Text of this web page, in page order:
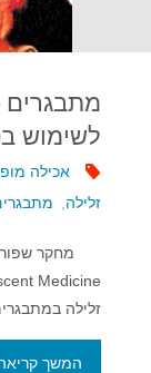
לשימוש
אכילה
זלילה,
זלילה
המשך